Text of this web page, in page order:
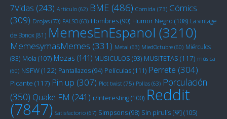
7Vidas (243) Artículo (62) BME (486) Comida (73) Cómics
(309) Drojas (70) FALSO (63) Hombres(90) Humor Negro (108) La vintage
de Bonox(81) MemesEnEspanol (3210)
MemesymasMemes (331) Metal (63) MiedOctubre (60) Miérculos
(83) Mola (107) Mozas (141) MUSICULOS (93) MUSITETAS (117) música
(60) NSFW(122) Pantallazos(94) Películas(111) Perrete (304)
Picante (117) Pin up (307) Plot twist (75) Pollas (63) Porculación
(350) Quake FM (241) r/Interesting(100) Reddit
(7847) Satisfactorio (67) Simpsons(98) Sin pirulís [Ψ] (105)